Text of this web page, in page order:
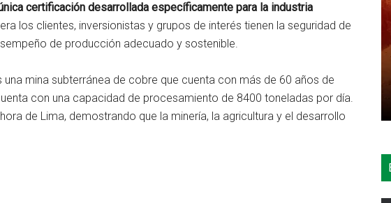
certificación desarrollada específicamente para la industria
los clientes, inversionistas y grupos de interés tienen la seguridad de
de producción adecuado y sostenible.
una mina subterránea de cobre que cuenta con más de 60 años de
con una capacidad de procesamiento de 8400 toneladas por día.
de Lima, demostrando que la minería, la agricultura y el desarrollo